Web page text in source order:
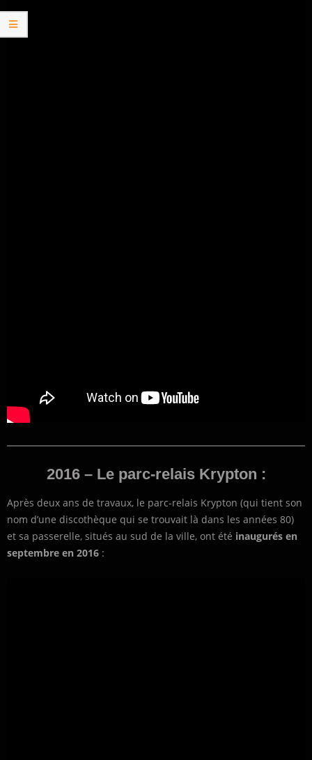
2016 – Le parc-relais Krypton :
Après deux ans de travaux, le parc-relais Krypton (qui tient son
nom d’une discothèque qui se trouvait là dans les années 80)
et sa passerelle, situés au sud de la ville, ont été inaugurés en
septembre en 2016 :